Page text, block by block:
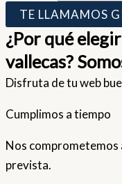
TE LLAMAMOS
¿Por qué
vallecas?
Disfruta de tu web
Cumplimos a tiempo
Nos comprometemos
prevista.